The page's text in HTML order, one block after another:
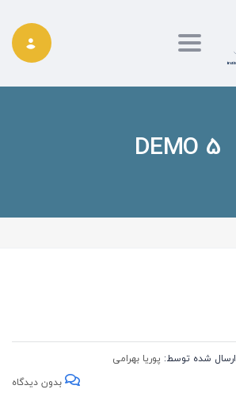
Toggle navigation
DEMO 5
ارسال شده توسط: پوریا بهرامی
بدون دیدگاه